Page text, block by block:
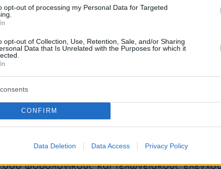
opt-out of processing my Personal Data for Targeted
opt-out of Collection, Use, Retention, Sale, and/or Sharing
Data that Is Unrelated with the Purposes for which it
CONFIRM
Data Deletion Data Access Privacy Policy
με χαμηλά ποσά που παρέμειναν ανενεργά
μεγάλο χρονικό διάστημα.
ΑΑΔΕ ενισχύει τον μηχανισμόηλεκτρονικών
τις πληροφορίες που λαμβάνει από ξένες
αρχές μέσω των συστημάτων DAC και FATCA.
τις διασταυρώσεις αναμένεται να
φόρου, ενώ το συνολικό πλάνο προβλέπει
φορολογικούς και τελωνειακούς